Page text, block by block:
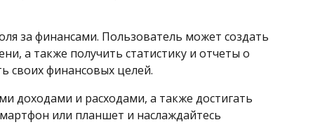
за финансами. Пользователь может создать
а также получить статистику и отчеты о
своих финансовых целей.
доходами и расходами, а также достигать
или планшет и наслаждайтесь